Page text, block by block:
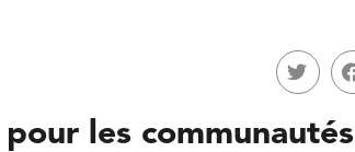
les communautés